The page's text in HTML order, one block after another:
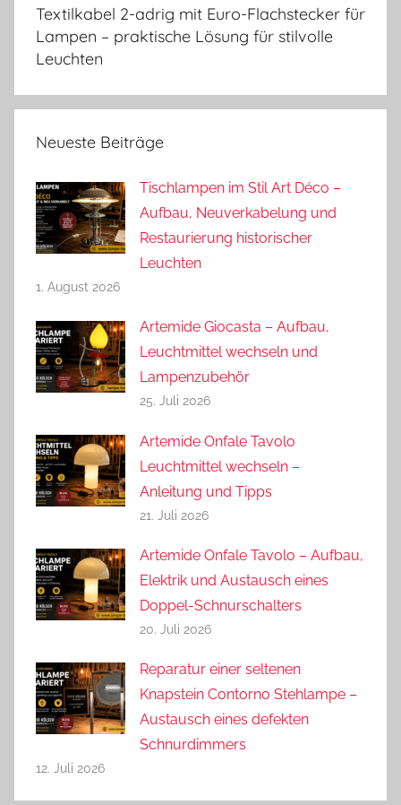
Textilkabel 2-adrig mit Euro-Flachstecker für
Lampen – praktische Lösung für stilvolle
Leuchten
Neueste Beiträge
Tischlampen im Stil Art Déco –
Aufbau, Neuverkabelung und
Restaurierung historischer
Leuchten
1. August 2026
Artemide Giocasta – Aufbau,
Leuchtmittel wechseln und
Lampenzubehör
25. Juli 2026
Artemide Onfale Tavolo
Leuchtmittel wechseln –
Anleitung und Tipps
21. Juli 2026
Artemide Onfale Tavolo – Aufbau,
Elektrik und Austausch eines
Doppel-Schnurschalters
20. Juli 2026
Reparatur einer seltenen
Knapstein Contorno Stehlampe –
Austausch eines defekten
Schnurdimmers
12. Juli 2026